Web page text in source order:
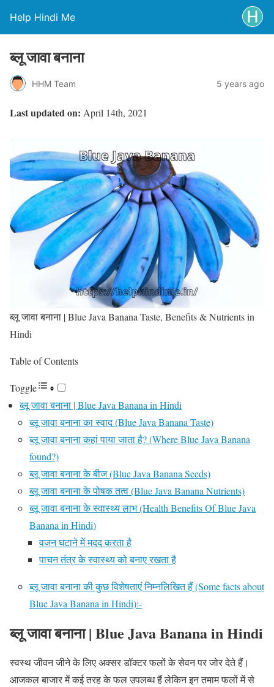
Help Hindi Me
ब्लू जावा बनाना
HHM Team 5 years ago
Last updated on: April 14th, 2021
ब्लू जावा बनाना | Blue Java Banana Taste, Benefits & Nutrients in
Hindi
Table of Contents
Toggle
ब्लू जावा बनाना | Blue Java Banana in Hindi
ब्लू जावा बनाना का स्वाद (Blue Java Banana Taste)
ब्लू जावा बनाना कहां पाया जाता है? (Where Blue Java Banana
found?)
ब्लू जावा बनाना के बीज (Blue Java Banana Seeds)
ब्लू जावा बनाना के पोषक तत्व (Blue Java Banana Nutrients)
ब्लू जावा बनाना के स्वास्थ्य लाभ (Health Benefits Of Blue Java
Banana in Hindi)
वजन घटाने में मदद करता है
पाचन तंत्र के स्वास्थ्य को बनाए रखता है
ब्लू जावा बनाना की कुछ विशेषताएं निम्नलिखित हैं (Some facts about
Blue Java Banana in Hindi):-
ब्लू जावा बनाना | Blue Java Banana in Hindi
स्वस्थ जीवन जीने के लिए अक्सर डॉक्टर फलों के सेवन पर जोर देते हैं।
आजकल बाजार में कई तरह के फल उपलब्ध हैं लेकिन इन तमाम फलों में से